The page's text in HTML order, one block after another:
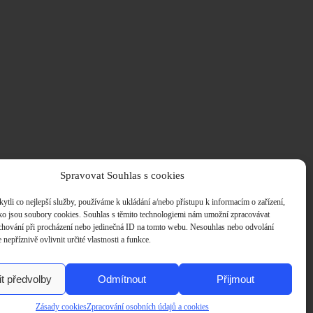
Spravovat Souhlas s cookies
co nejlepší služby, používáme k ukládání a/nebo přístupu k informacím o zařízení,
jsou soubory cookies. Souhlas s těmito technologiemi nám umožní zpracovávat
při procházení nebo jedinečná ID na tomto webu. Nesouhlas nebo odvolání
nepříznivě ovlivnit určité vlastnosti a funkce.
Přijmout
Odmítnout
předvolby
Zásady cookiesZpracování osobních údajů a cookies